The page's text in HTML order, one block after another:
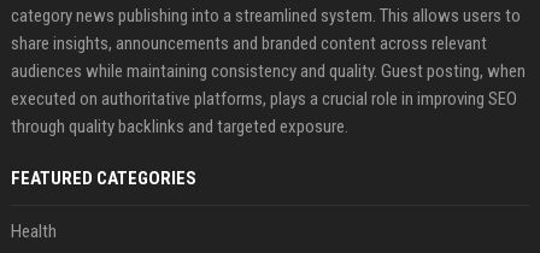
category news publishing into a streamlined system. This allows users to
share insights, announcements and branded content across relevant
audiences while maintaining consistency and quality. Guest posting, when
executed on authoritative platforms, plays a crucial role in improving SEO
through quality backlinks and targeted exposure.
FEATURED CATEGORIES
Health